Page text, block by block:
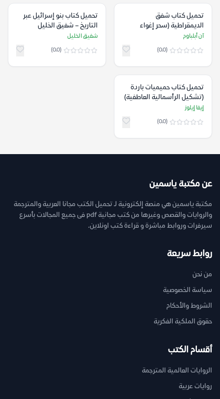
تحميل كتاب شفق
الديمقراطية (سحر إغواء
السلطوية) – آن أبلباوم
آن أبلباوم
(0.0)
تحميل كتاب بنو إسرائيل عبر
التاريخ – شفيق الخليل
شفيق الخليل
(0.0)
تحميل كتاب حميميات باردة
(تشكيل الرأسمالية العاطفية)
– إيفا إيلوز
إيفا إيلوز
(0.0)
عن مكتبة ياسمين
مكتبة ياسمين هي منصة إلكترونية لـ تحميل الكتب مجانا العربية والمترجمة
والروايات والقصص وغيرها من كتب مجانية pdf فى جميع المجالات بأسرع
سيرفرات وروابط مباشرة و قراءة كتب اونلاين.
روابط سريعة
من نحن
سياسة الخصوصية
الشروط والأحكام
حقوق الملكية الفكرية
أقسام الكتب
الروايات العالمية المترجمة
روايات عربية